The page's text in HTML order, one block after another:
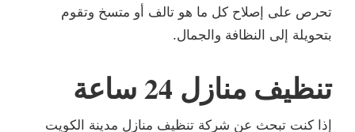
تحرص على إصلاح كل ما هو تالف أو متسخ وتقوم
بتحويلة إلى النظافة والجمال.
تنظيف منازل 24 ساعة
إذا كنت تبحث عن شركة تنظيف منازل مدينة الكويت